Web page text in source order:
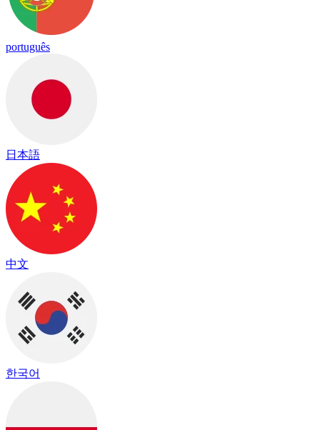
português
日本語
中文
한국어